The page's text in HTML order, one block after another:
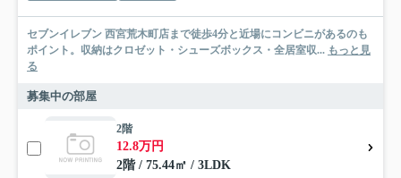
セブンイレブン 西宮荒木町店まで徒歩4分と近場にコンビニがあるのも
ポイント。収納はクロゼット・シューズボックス・全居室収... もっと見
る
募集中の部屋
2階
12.8万円
2階 / 75.44㎡ / 3LDK